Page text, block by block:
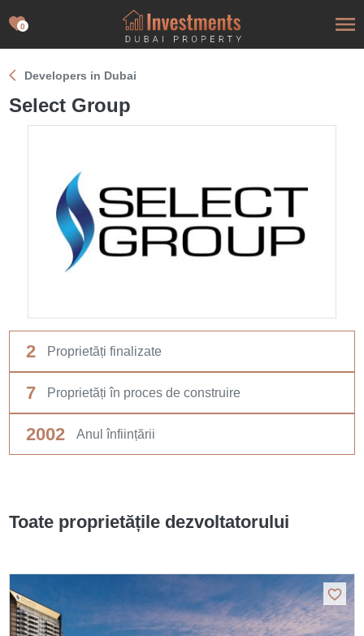
0
Developers in Dubai
Select Group
2 Proprietăți finalizate
7 Proprietăți în proces de construire
2002 Anul înființării
Toate proprietățile dezvoltatorului